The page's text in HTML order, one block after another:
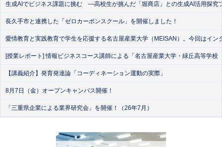
生成AIでビジネス課題に挑む ―高校生が挑んだ「堀商店」との生成AI活用探究
長久手市と連携した「ゼロカーボンスクール」を開催しました！
愛情教育と実践教育で学生を応援する名古屋産業大学（MEISAN）。今回はイ
[授業レポート] 情報ビジネスコース講師による「名古屋産業大学・緑丘高等学
【講義紹介】発育発達論「コーディネーション運動の実際」
8月7日（金）オープンキャンパス開催！
「三重県企業による業界研究会」を開催！（26年7月）